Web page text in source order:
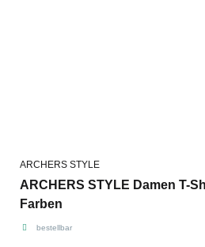
ARCHERS STYLE
ARCHERS STYLE Damen T-
Farben
bestellbar